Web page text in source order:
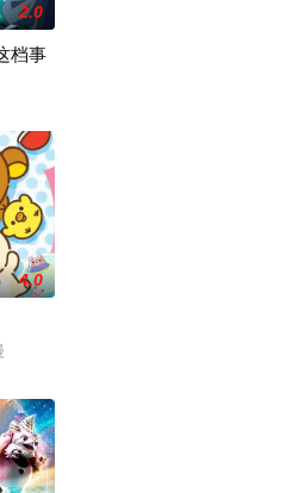
丰厚遗产和一封遗书。在遗书中他宣布，
2.0
档事
拥有压倒性灵力的神威，
了四个弟弟，令她大为震惊！虽然她全力
4.0